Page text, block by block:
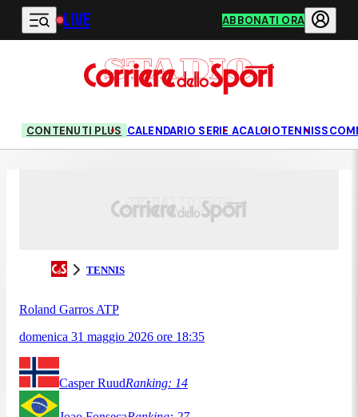
Vai al contenuto principale
LIVE ABBONATI ORA
CONTENUTI PLUS CALENDARIO SERIE ACALCIOTENNIS
TENNIS
Roland Garros ATP
domenica 31 maggio 2026 ore 18:35
Casper RuudRanking: 14